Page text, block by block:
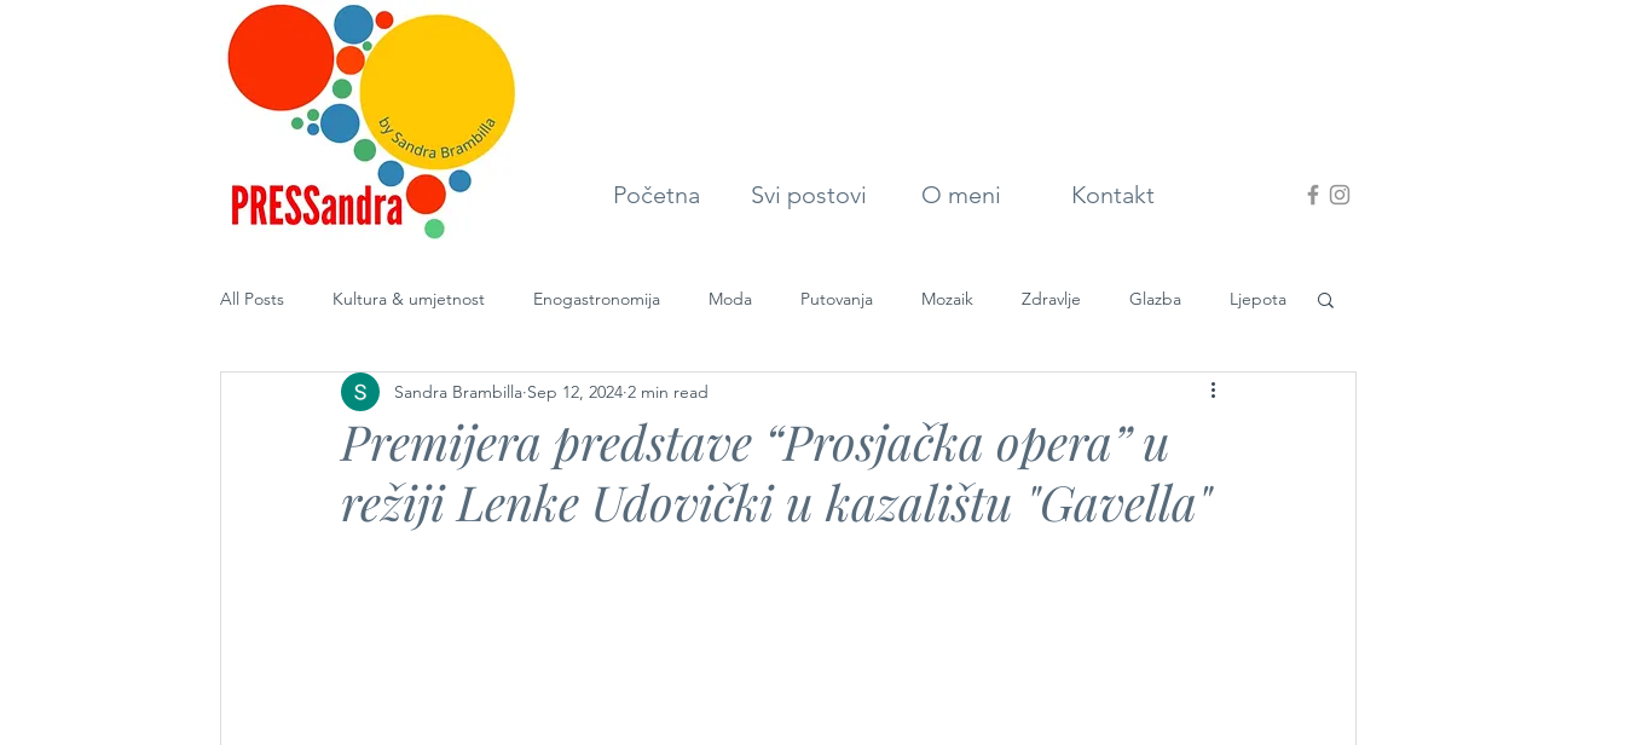
Početna Svi postovi O meni Kontakt
All Posts Kultura & umjetnost Enogastronomija Moda Putovanja Mozaik Zdravlje Glazba Ljepota
Diplomacija
Premijera predstave “Prosjačka opera” u
režiji Lenke Udovički u kazalištu "Gavella"
Sandra Brambilla Sep 12, 2024 2 min read